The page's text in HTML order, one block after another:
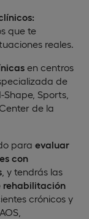
que te
reales.
en centros
de
Sports,
de la
para evaluar
con
, y tendrás las
rehabilitación
crónicos y